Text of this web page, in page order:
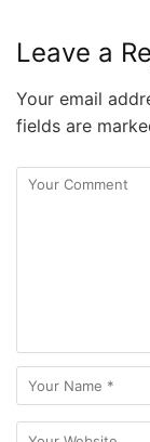
Leave a
Your email
fields are